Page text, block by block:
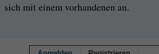
sich mit einem vorhandenen an.